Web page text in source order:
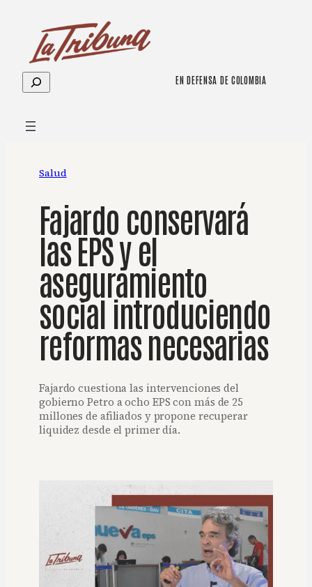
contenido
Buscar EN DEFENSA DE COLOMBIA
Salud
Fajardo conservará
las EPS y el
aseguramiento
social introduciendo
reformas necesarias
Fajardo cuestiona las intervenciones del
gobierno Petro a ocho EPS con más de 25
millones de afiliados y propone recuperar
liquidez desde el primer día.